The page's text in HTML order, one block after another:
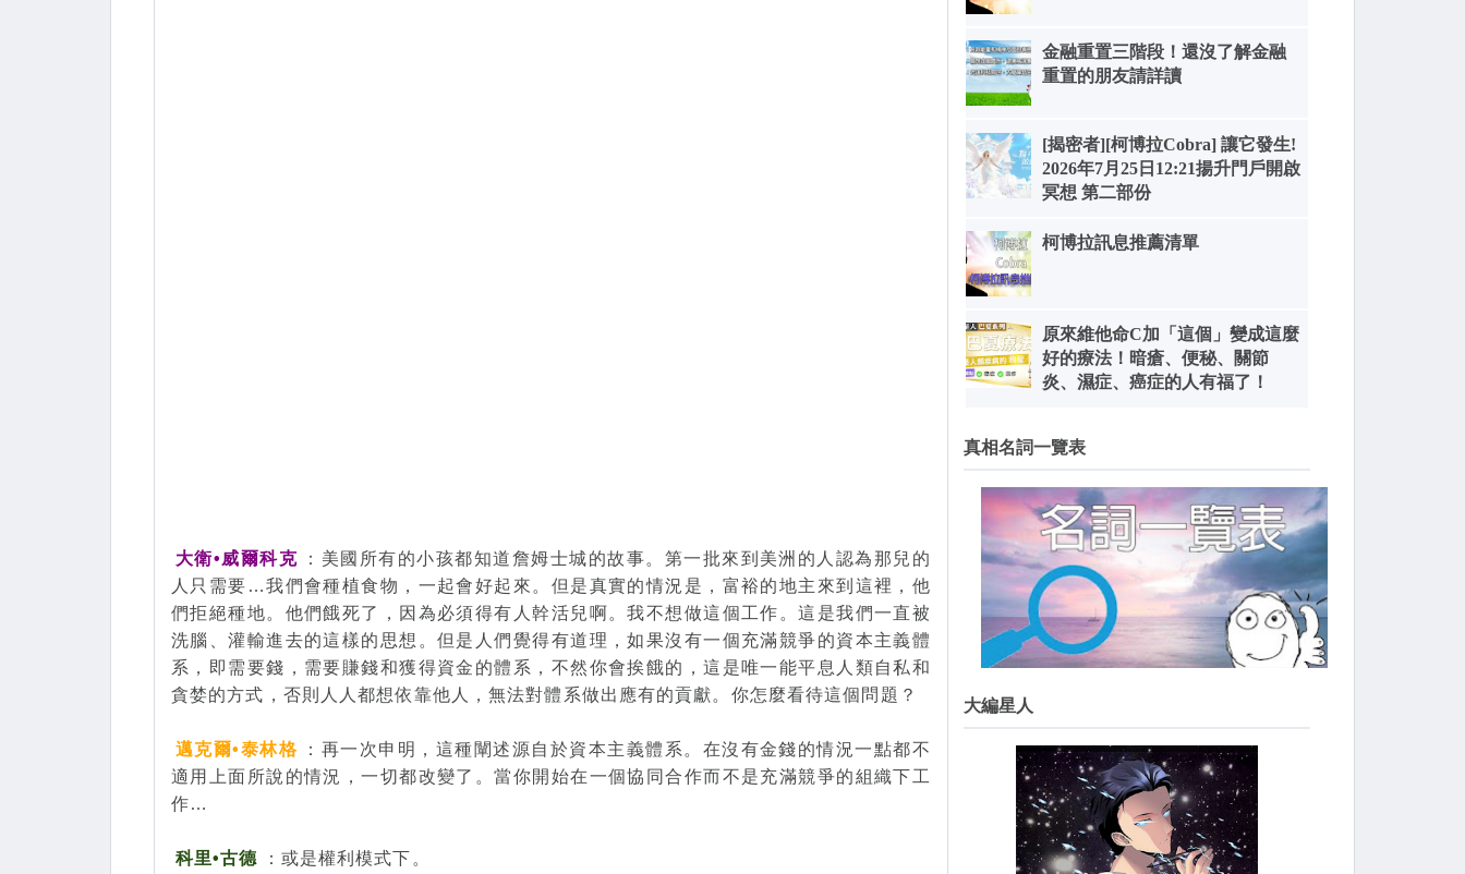
大衛•威爾科克
：美國所有的小孩都知道詹姆士城的故事。第一批來到美洲的人認為那兒的
人只需要…我們會種植食物，一起會好起來。但是真實的情況是，富裕的地主來到這裡，他
們拒絕種地。他們餓死了，因為必須得有人幹活兒啊。我不想做這個工作。這是我們一直被
洗腦、灌輸進去的這樣的思想。但是人們覺得有道理，如果沒有一個充滿競爭的資本主義體
系，即需要錢，需要賺錢和獲得資金的體系，不然你會挨餓的，這是唯一能平息人類自私和
貪婪的方式，否則人人都想依靠他人，無法對體系做出應有的貢獻。你怎麼看待這個問題？
邁克爾•泰林格
：再一次申明，這種闡述源自於資本主義體系。在沒有金錢的情況一點都不
適用上面所說的情況，一切都改變了。當你開始在一個協同合作而不是充滿競爭的組織下工
作…
科里•古德 ：或是權利模式下。
金融重置三階段！還沒了解金融
重置的朋友請詳讀
[揭密者][柯博拉Cobra] 讓它發生!
2026年7月25日12:21揚升門戶開啟
冥想 第二部份
柯博拉訊息推薦清單
原來維他命C加「這個」變成這麼
好的療法！暗瘡、便秘、關節
炎、濕症、癌症的人有福了！
真相名詞一覽表
大編星人